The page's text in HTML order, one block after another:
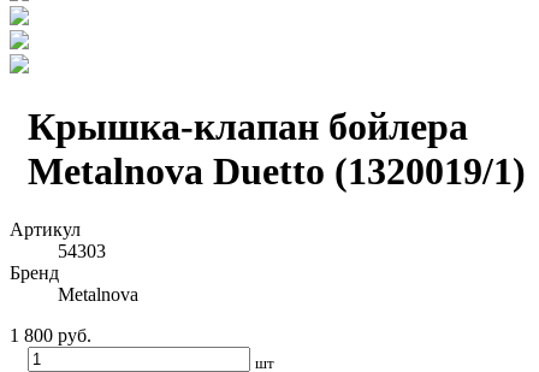
Крышка-клапан бойлера
Metalnova Duetto (1320019/1)
Артикул
54303
Бренд
Metalnova
1 800 руб.
шт